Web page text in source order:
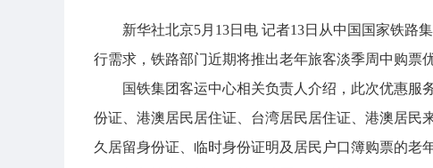
新华社北京5月13日电 记者13日从中国国家铁路
行需求，铁路部门近期将推出老年旅客淡季周中购票
国铁集团客运中心相关负责人介绍，此次优惠服
份证、港澳居民居住证、台湾居民居住证、港澳居民
久居留身份证、临时身份证明及居民户口簿购票的老